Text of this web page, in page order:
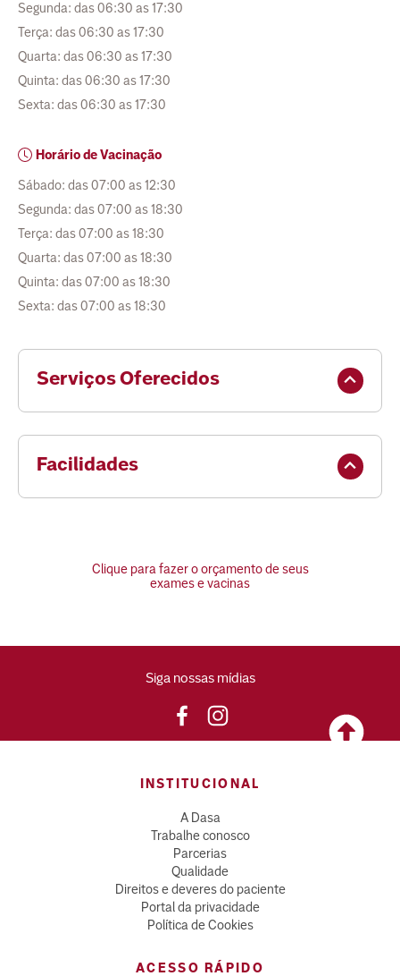
Segunda: das 06:30 as 17:30
Terça: das 06:30 as 17:30
Quarta: das 06:30 as 17:30
Quinta: das 06:30 as 17:30
Sexta: das 06:30 as 17:30
Horário de Vacinação
Sábado: das 07:00 as 12:30
Segunda: das 07:00 as 18:30
Terça: das 07:00 as 18:30
Quarta: das 07:00 as 18:30
Quinta: das 07:00 as 18:30
Sexta: das 07:00 as 18:30
Serviços Oferecidos
Facilidades
Clique para fazer o orçamento de seus
exames e vacinas
Siga nossas mídias
INSTITUCIONAL
A Dasa
Trabalhe conosco
Parcerias
Qualidade
Direitos e deveres do paciente
Portal da privacidade
Política de Cookies
ACESSO RÁPIDO